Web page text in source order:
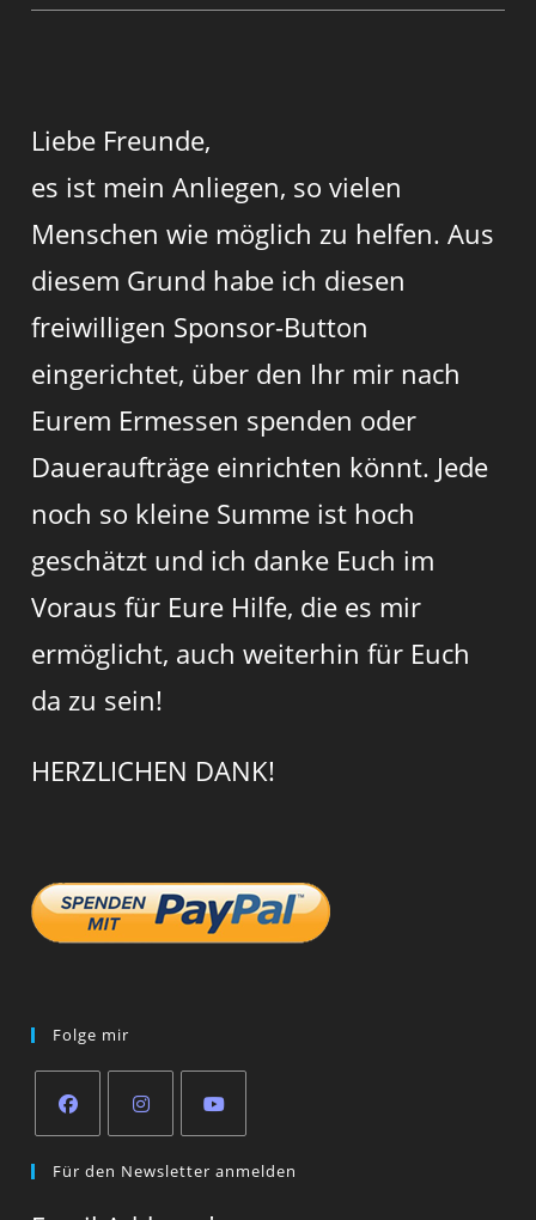
Liebe Freunde,
es ist mein Anliegen, so vielen
Menschen wie möglich zu helfen. Aus
diesem Grund habe ich diesen
freiwilligen Sponsor-Button
eingerichtet, über den Ihr mir nach
Eurem Ermessen spenden oder
Daueraufträge einrichten könnt. Jede
noch so kleine Summe ist hoch
geschätzt und ich danke Euch im
Voraus für Eure Hilfe, die es mir
ermöglicht, auch weiterhin für Euch
da zu sein!
HERZLICHEN DANK!
Folge mir
in
in
in
Für den Newsletter anmelden